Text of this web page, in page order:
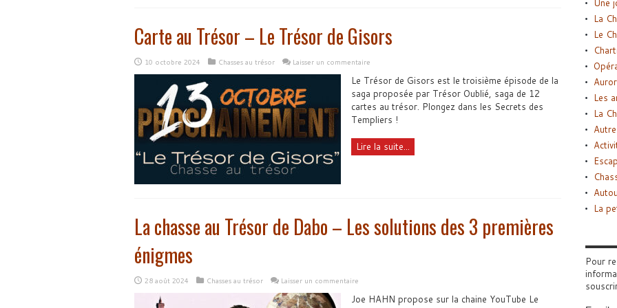
Carte au Trésor – Le Trésor de Gisors
10 octobre 2024 Chasses au trésor Laisser un commentaire
Le Trésor de Gisors est le troisième épisode de la
saga proposée par Trésor Oublié, saga de 12
cartes au trésor. Plongez dans les Secrets des
Templiers !
Lire la suite...
La chasse au Trésor de Dabo – Les solutions des 3 premières
énigmes
28 août 2024 Chasses au trésor Laisser un commentaire
Joe HAHN propose sur la chaine YouTube Le
Une
La
Le
Les
La
La
Pour